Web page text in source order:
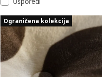
Ograničena kolekcija